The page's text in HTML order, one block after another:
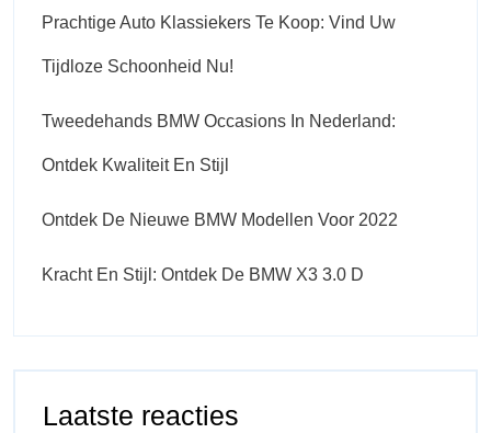
Prachtige Auto Klassiekers Te Koop: Vind Uw
Tijdloze Schoonheid Nu!
Tweedehands BMW Occasions In Nederland:
Ontdek Kwaliteit En Stijl
Ontdek De Nieuwe BMW Modellen Voor 2022
Kracht En Stijl: Ontdek De BMW X3 3.0 D
Laatste reacties